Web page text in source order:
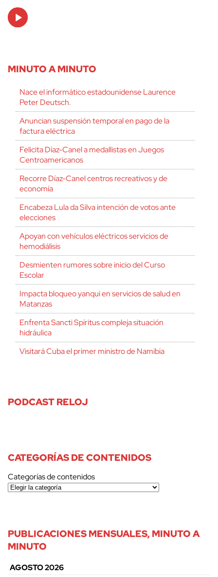
Audio
Player
MINUTO A MINUTO
Nace el informático estadounidense Laurence
Peter Deutsch.
Anuncian suspensión temporal en pago de la
factura eléctrica
Felicita Díaz-Canel a medallistas en Juegos
Centroamericanos
Recorre Díaz-Canel centros recreativos y de
economía
Encabeza Lula da Silva intención de votos ante
elecciones
Apoyan con vehículos eléctricos servicios de
hemodiálisis
Desmienten rumores sobre inicio del Curso
Escolar
Impacta bloqueo yanqui en servicios de salud en
Matanzas
Enfrenta Sancti Spíritus compleja situación
hidráulica
Visitará Cuba el primer ministro de Namibia
PODCAST RELOJ
CATEGORÍAS DE CONTENIDOS
Categorías de contenidos
PUBLICACIONES MENSUALES, MINUTO A
MINUTO
AGOSTO 2026